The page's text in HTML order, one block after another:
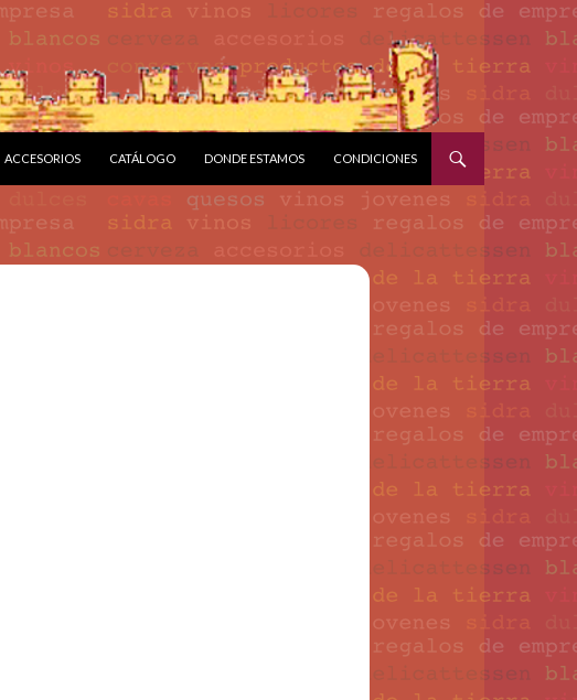
ACCESORIOS CATÁLOGO DONDE ESTAMOS CONDICIONES